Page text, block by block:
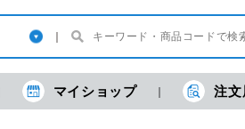
マイショップ 注文